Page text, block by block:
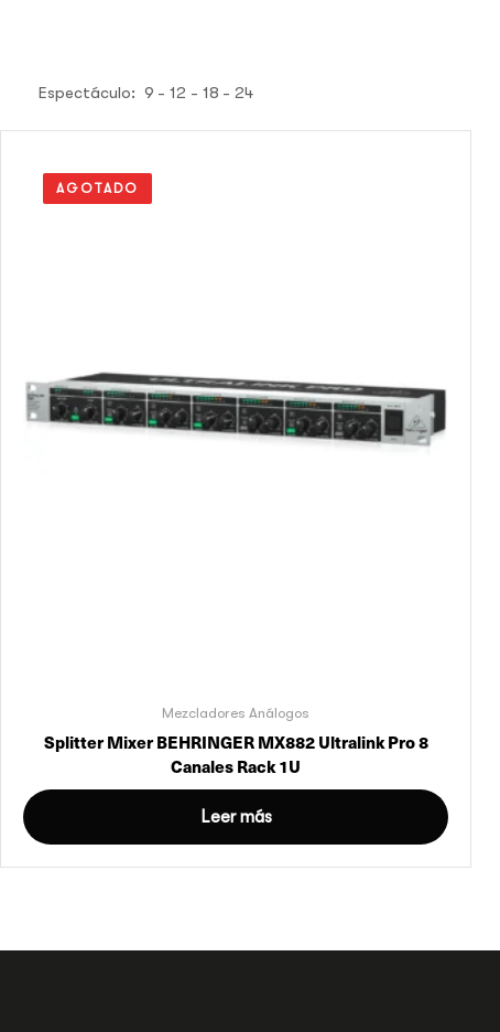
Espectáculo: 9 12 18 24
AGOTADO
Mezcladores Análogos
Splitter Mixer BEHRINGER MX882 Ultralink Pro 8
Canales Rack 1U
Leer más